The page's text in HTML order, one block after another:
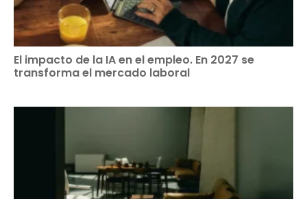
El impacto de la IA en el empleo. En 2027 se
transforma el mercado laboral